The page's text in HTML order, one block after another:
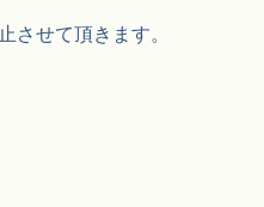
させて頂きます。